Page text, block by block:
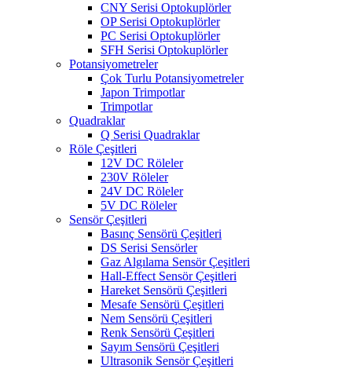
CNY Serisi Optokuplörler
OP Serisi Optokuplörler
PC Serisi Optokuplörler
SFH Serisi Optokuplörler
Potansiyometreler
Çok Turlu Potansiyometreler
Japon Trimpotlar
Trimpotlar
Quadraklar
Q Serisi Quadraklar
Röle Çeşitleri
12V DC Röleler
230V Röleler
24V DC Röleler
5V DC Röleler
Sensör Çeşitleri
Basınç Sensörü Çeşitleri
DS Serisi Sensörler
Gaz Algılama Sensör Çeşitleri
Hall-Effect Sensör Çeşitleri
Hareket Sensörü Çeşitleri
Mesafe Sensörü Çeşitleri
Nem Sensörü Çeşitleri
Renk Sensörü Çeşitleri
Sayım Sensörü Çeşitleri
Ultrasonik Sensör Çeşitleri